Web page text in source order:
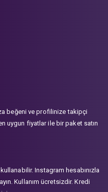
beğeni ve profilinize takipçi
uygun fiyatlar ile bir paket satın
Instagram hesabınızla
Kullanım ücretsizdir. Kredi